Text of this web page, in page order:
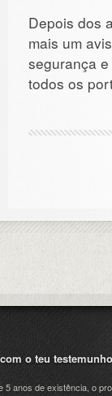
Depois dos
mais um
segurança
todos os
o teu testemunho
5 anos de existência, o